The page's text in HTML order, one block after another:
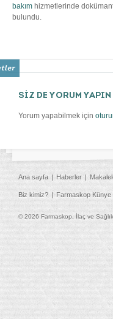
bakım hizmetlerinde
bulundu.
SİZ DE YORUM YAPIN
Yorum yapabilmek için
Ana sayfa Haberler
Biz kimiz? Farmaskop Künye
© 2026 Farmaskop, İlaç ve